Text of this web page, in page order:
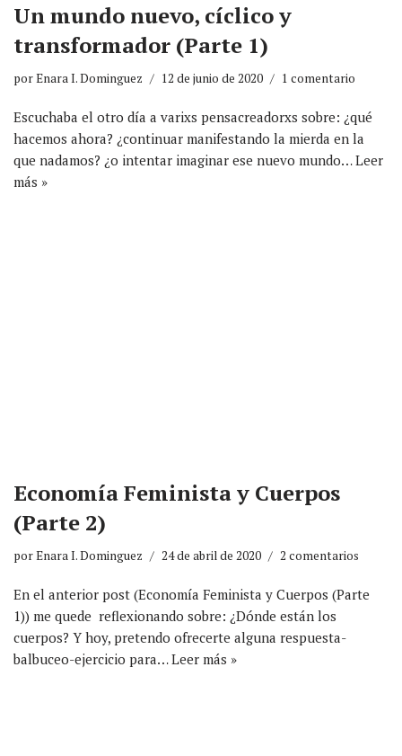
Un mundo nuevo, cíclico y
transformador (Parte 1)
porEnara I. Dominguez 12 de junio de 2020 1 comentario
Escuchaba el otro día a varixs pensacreadorxs sobre: ¿qué
hacemos ahora? ¿continuar manifestando la mierda en la
que nadamos? ¿o intentar imaginar ese nuevo mundo…Leer
más »
Economía Feminista y Cuerpos
(Parte 2)
porEnara I. Dominguez 24 de abril de 2020 2 comentarios
En el anterior post (Economía Feminista y Cuerpos (Parte
1)) me quede reflexionando sobre: ¿Dónde están los
cuerpos? Y hoy, pretendo ofrecerte alguna respuesta-
balbuceo-ejercicio para…Leer más »